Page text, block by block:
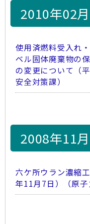
2010年02
使用済燃料受入れ
ベル固体廃棄物の
の変更について（
安全対策課）
2008年11
六ケ所ウラン濃縮
年11月7日）（原子